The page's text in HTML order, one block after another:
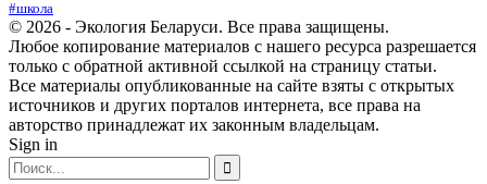
#школа
© 2026 - Экология Беларуси. Все права защищены.
Любое копирование материалов с нашего ресурса разрешается
только с обратной активной ссылкой на страницу статьи.
Все материалы опубликованные на сайте взяты с открытых
источников и других порталов интернета, все права на
авторство принадлежат их законным владельцам.
Sign in